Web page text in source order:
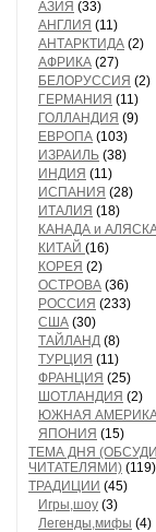
АЗИЯ (33)
АНГЛИЯ (11)
АНТАРКТИДА (2)
АФРИКА (27)
БЕЛОРУССИЯ (2)
ГЕРМАНИЯ (11)
ГОЛЛАНДИЯ (9)
ЕВРОПА (103)
ИЗРАИЛЬ (38)
ИНДИЯ (11)
ИСПАНИЯ (28)
ИТАЛИЯ (18)
КАНАДА и
КИТАЙ (16)
КОРЕЯ (2)
ОСТРОВА (36)
РОССИЯ (233)
США (30)
ТАЙЛАНД (8)
ТУРЦИЯ (11)
ФРАНЦИЯ (25)
ШОТЛАНДИЯ (2)
ЮЖНАЯ
ЯПОНИЯ (15)
ТЕМА ДНЯ
ЧИТАТЕЛЯМИ) (119)
ТРАДИЦИИ (45)
Игры,шоу (3)
Легенды,мифы (4)